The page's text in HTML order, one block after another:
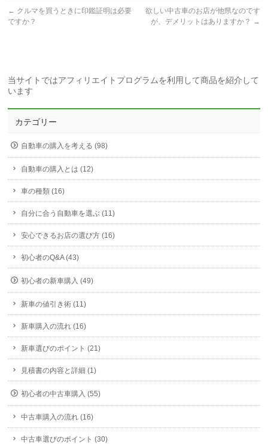
← クルマを買うときに印鑑証明は必要
ですか？
欲しい中古車のお店が他県なのです
が、デメリットはありますか？ →
当サイトではアフィリエイトプログラムを利用して商品を紹介して
います
カテゴリー
自動車の購入を考える (98)
自動車の購入とは (12)
車の種類 (16)
自分に合う自動車を選ぶ (11)
安心できるお店の選び方 (16)
初心者のQ&A (43)
初心者の新車購入 (49)
新車の値引き術 (11)
新車購入の流れ (16)
新車選びのポイント (21)
見積書の内容と詳細 (1)
初心者の中古車購入 (55)
中古車購入の流れ (16)
中古車選びのポイント (30)